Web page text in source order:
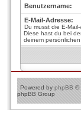
Benutzername:
E-Mail-Adresse:
Du musst die E-
Diese hast du bei
deinem
Powered by phpBB ©
phpBB Group